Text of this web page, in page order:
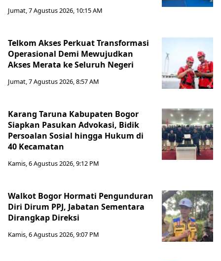
Jumat, 7 Agustus 2026, 10:15 AM
Telkom Akses Perkuat Transformasi
Operasional Demi Mewujudkan
Akses Merata ke Seluruh Negeri
Jumat, 7 Agustus 2026, 8:57 AM
Karang Taruna Kabupaten Bogor
Siapkan Pasukan Advokasi, Bidik
Persoalan Sosial hingga Hukum di
40 Kecamatan
Kamis, 6 Agustus 2026, 9:12 PM
Walkot Bogor Hormati Pengunduran
Diri Dirum PPJ, Jabatan Sementara
Dirangkap Direksi
Kamis, 6 Agustus 2026, 9:07 PM